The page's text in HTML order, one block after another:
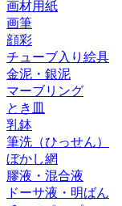
画材用紙
画筆
顔彩
チューブ入り絵具
金泥・銀泥
マーブリング
とき皿
乳鉢
筆洗（ひっせん）
ぼかし網
膠液・混合液
ドーサ液・明ばん